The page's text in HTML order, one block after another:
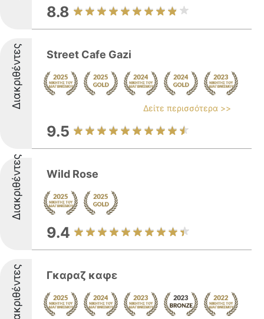
8.8
Διακριθέντες Street Cafe Gazi
Δείτε περισσότερα >>
9.5
Διακριθέντες Wild Rose
9.4
Διακριθέντες Γκαραζ καφε